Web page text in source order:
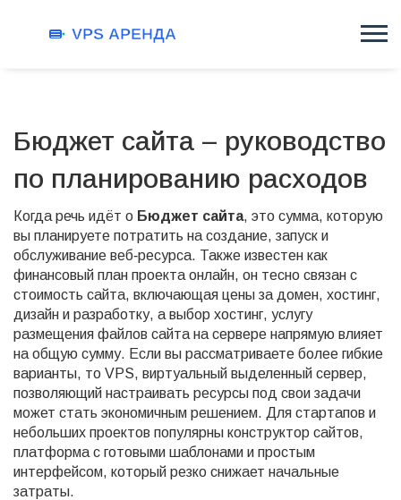
Бюджет сайта – руководство
по планированию расходов
Когда речь идёт о Бюджет сайта, это сумма, которую
вы планируете потратить на создание, запуск и
обслуживание веб‑ресурса. Также известен как
финансовый план проекта онлайн, он тесно связан с
стоимость сайта, включающая цены за домен, хостинг,
дизайн и разработку, а выбор хостинг, услугу
размещения файлов сайта на сервере напрямую влияет
на общую сумму. Если вы рассматриваете более гибкие
варианты, то VPS, виртуальный выделенный сервер,
позволяющий настраивать ресурсы под свои задачи
может стать экономичным решением. Для стартапов и
небольших проектов популярны конструктор сайтов,
платформа с готовыми шаблонами и простым
интерфейсом, который резко снижает начальные
затраты.